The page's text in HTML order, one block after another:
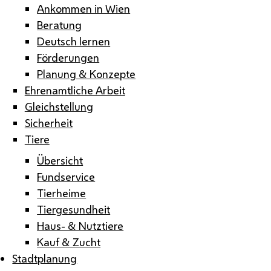
Ankommen in Wien
Beratung
Deutsch lernen
Förderungen
Planung & Konzepte
Ehrenamtliche Arbeit
Gleichstellung
Sicherheit
Tiere
Übersicht
Fundservice
Tierheime
Tiergesundheit
Haus- & Nutztiere
Kauf & Zucht
Stadtplanung